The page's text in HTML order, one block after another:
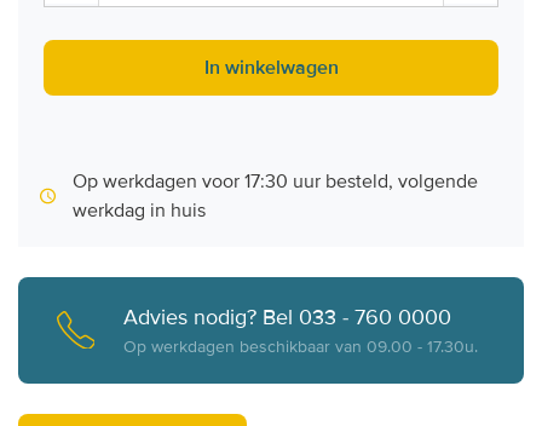
In winkelwagen
Op werkdagen voor 17:30 uur besteld, volgende
werkdag in huis
Advies nodig? Bel 033 - 760 0000
Op werkdagen beschikbaar van 09.00 - 17.30u.